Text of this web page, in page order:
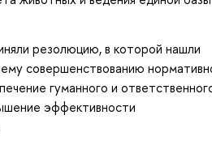
резолюцию, в которой нашли
совершенствованию
гуманного и
эффективности